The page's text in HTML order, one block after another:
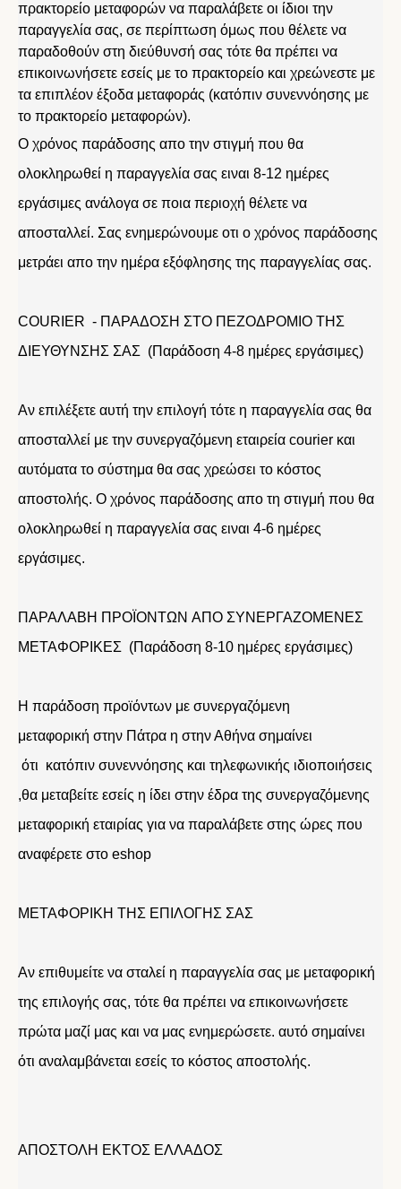
πρακτορείο μεταφορών να παραλάβετε οι ίδιοι την
παραγγελία σας, σε περίπτωση όμως που θέλετε να
παραδοθούν στη διεύθυνσή σας τότε θα πρέπει να
επικοινωνήσετε εσείς με το πρακτορείο και χρεώνεστε με
τα επιπλέον έξοδα μεταφοράς (κατόπιν συνεννόησης με
το πρακτορείο μεταφορών).
Ο χρόνος παράδοσης απο την στιγμή που θα
ολοκληρωθεί η παραγγελία σας ειναι 8-12 ημέρες
εργάσιμες ανάλογα σε ποια περιοχή θέλετε να
αποσταλλεί. Σας ενημερώνουμε οτι ο χρόνος παράδοσης
μετράει απο την ημέρα εξόφλησης της παραγγελίας σας.
COURIER - ΠΑΡΑΔΟΣΗ ΣΤΟ ΠΕΖΟΔΡΟΜΙΟ ΤΗΣ
ΔΙΕΥΘΥΝΣΗΣ ΣΑΣ (Παράδοση 4-8 ημέρες εργάσιμες)
Αν επιλέξετε αυτή την επιλογή τότε η παραγγελία σας θα
αποσταλλεί με την συνεργαζόμενη εταιρεία courier και
αυτόματα το σύστημα θα σας χρεώσει το κόστος
αποστολής. Ο χρόνος παράδοσης απο τη στιγμή που θα
ολοκληρωθεί η παραγγελία σας ειναι 4-6 ημέρες
εργάσιμες.
ΠΑΡΑΛΑΒΗ ΠΡΟΪΟΝΤΩΝ ΑΠΟ ΣΥΝΕΡΓΑΖΟΜΕΝΕΣ
ΜΕΤΑΦΟΡΙΚΕΣ (Παράδοση 8-10 ημέρες εργάσιμες)
Η παράδοση προϊόντων με συνεργαζόμενη
μεταφορική στην Πάτρα η στην Αθήνα σημαίνει
ότι κατόπιν συνεννόησης και τηλεφωνικής ιδιοποιήσεις
,θα μεταβείτε εσείς η ίδει στην έδρα της συνεργαζόμενης
μεταφορική εταιρίας για να παραλάβετε στης ώρες που
αναφέρετε στο eshop
ΜΕΤΑΦΟΡΙΚΗ ΤΗΣ ΕΠΙΛΟΓΗΣ ΣΑΣ
Αν επιθυμείτε να σταλεί η παραγγελία σας με μεταφορική
της επιλογής σας, τότε θα πρέπει να επικοινωνήσετε
πρώτα μαζί μας και να μας ενημερώσετε. αυτό σημαίνει
ότι αναλαμβάνεται εσείς το κόστος αποστολής.
ΑΠΟΣΤΟΛΗ ΕΚΤΟΣ ΕΛΛΑΔΟΣ